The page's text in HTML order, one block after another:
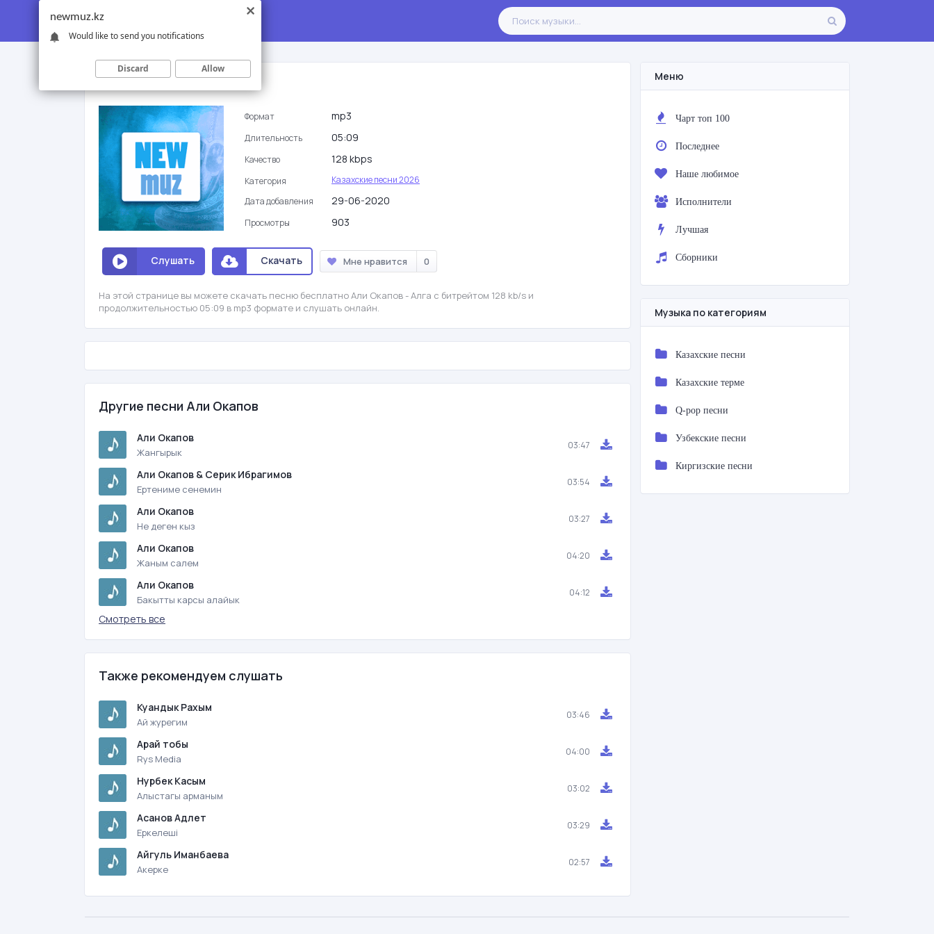
Формат mp3
Длительность 05:09
Качество 128 kbps
Категория
Казахские песни 2026
Дата добавления
29-06-2020
Просмотры 903
Слушать Скачать Мне нравится 0
На этой странице вы можете скачать песню бесплатно Али Окапов - Алга с битрейтом 128 kb/s и
продолжительностью 05:09 в mp3 формате и слушать онлайн.
Другие песни Али Окапов
Али Окапов
Жангырык
03:47
Али Окапов & Серик Ибрагимов
Ертениме сенемин
03:54
Али Окапов
Не деген кыз
03:27
Али Окапов
Жаным салем
04:20
Али Окапов
Бакытты карсы алайык
04:12
Смотреть все
Также рекомендуем слушать
Куандык Рахым
Ай журегим
03:46
Арай тобы
Rys Media
04:00
Нурбек Касым
Алыстагы арманым
03:02
Асанов Адлет
Еркелешi
03:29
Айгуль Иманбаева
Акерке
02:57
Меню
Чарт топ 100
Последнее
Наше любимое
Исполнители
Лучшая
Сборники
Музыка по категориям
Казахские песни
Казахские терме
Q-pop песни
Узбекские песни
Киргизские песни
newmuz.kz
Would like to send you notifications
Discard Allow